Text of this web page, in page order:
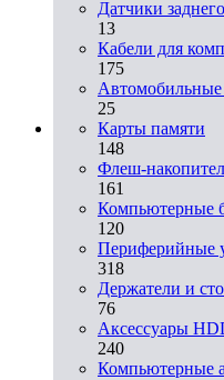
Датчики
13
Кабели для
175
Автомобильные
25
Карты памяти
148
Флеш-
161
Компьютерные
120
Периферийные
318
Держатели и
76
Аксессуары
240
Компьютерные